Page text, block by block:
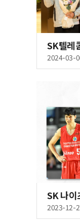
SK텔레
2024-03-
2023-12-